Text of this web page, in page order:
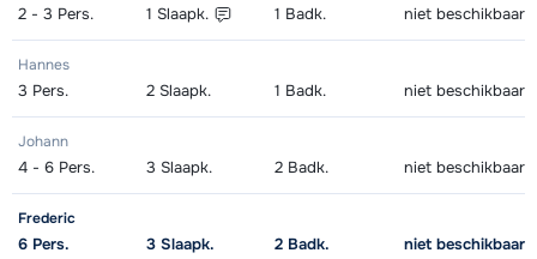
2 - 3 Pers. 1 Slaapk. 1 Badk. niet beschikbaar
Hannes
3 Pers. 2 Slaapk. 1 Badk. niet beschikbaar
Johann
4 - 6 Pers. 3 Slaapk. 2 Badk. niet beschikbaar
Frederic
6 Pers. 3 Slaapk. 2 Badk. niet beschikbaar